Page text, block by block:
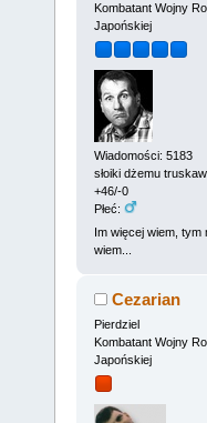
Kombatant Wojny
Japońskiej
Wiadomości: 5183
słoiki dżemu
+46/-0
Płeć:
Im więcej wiem, tym
wiem...
Cezarian
Pierdziel
Kombatant Wojny
Japońskiej